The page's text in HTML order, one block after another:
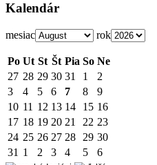
Kalendár
mesiac rok
Po Ut St Št Pia So Ne
27 28 29 30 31 1
2
3
4 5 6 7 8
9
10 11 12 13 14 15 16
17 18 19 20 21 22 23
24 25 26 27 28 29 30
31 1 2 3 4 5 6